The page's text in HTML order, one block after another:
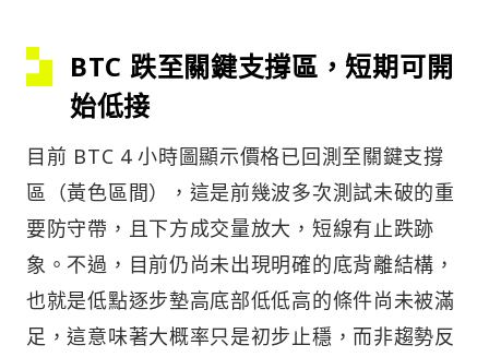
BTC 跌至關鍵支撐區，短期可開
始低接
目前 BTC 4 小時圖顯示價格已回測至關鍵支撐
區（黃色區間），這是前幾波多次測試未破的重
要防守帶，且下方成交量放大，短線有止跌跡
象。不過，目前仍尚未出現明確的底背離結構，
也就是低點逐步墊高底部低低高的條件尚未被滿
足，這意味著大概率只是初步止穩，而非趨勢反